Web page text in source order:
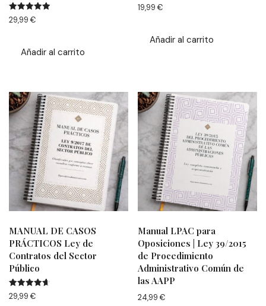
Valorado
con
29,99€
Añadir al carrito
Valorado
con
19,99€
Añadir al carrito
MANUAL DE CASOS
PRÁCTICOS Ley de
Contratos del Sector
Público
Valorado
con
29,99€
Manual LPAC para
Oposiciones | Ley 39/2015
de Procedimiento
Administrativo Común de
las AAPP
24,99€